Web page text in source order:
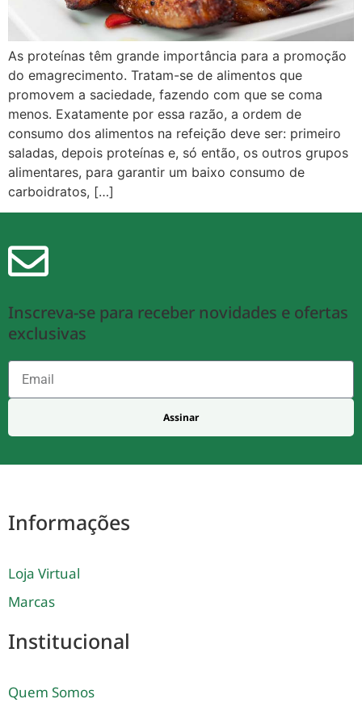
As proteínas têm grande importância para a promoção
do emagrecimento. Tratam-se de alimentos que
promovem a saciedade, fazendo com que se coma
menos. Exatamente por essa razão, a ordem de
consumo dos alimentos na refeição deve ser: primeiro
saladas, depois proteínas e, só então, os outros grupos
alimentares, para garantir um baixo consumo de
carboidratos, […]
Inscreva-se para receber novidades e ofertas
exclusivas
Assinar
Informações
Loja Virtual
Marcas
Institucional
Quem Somos